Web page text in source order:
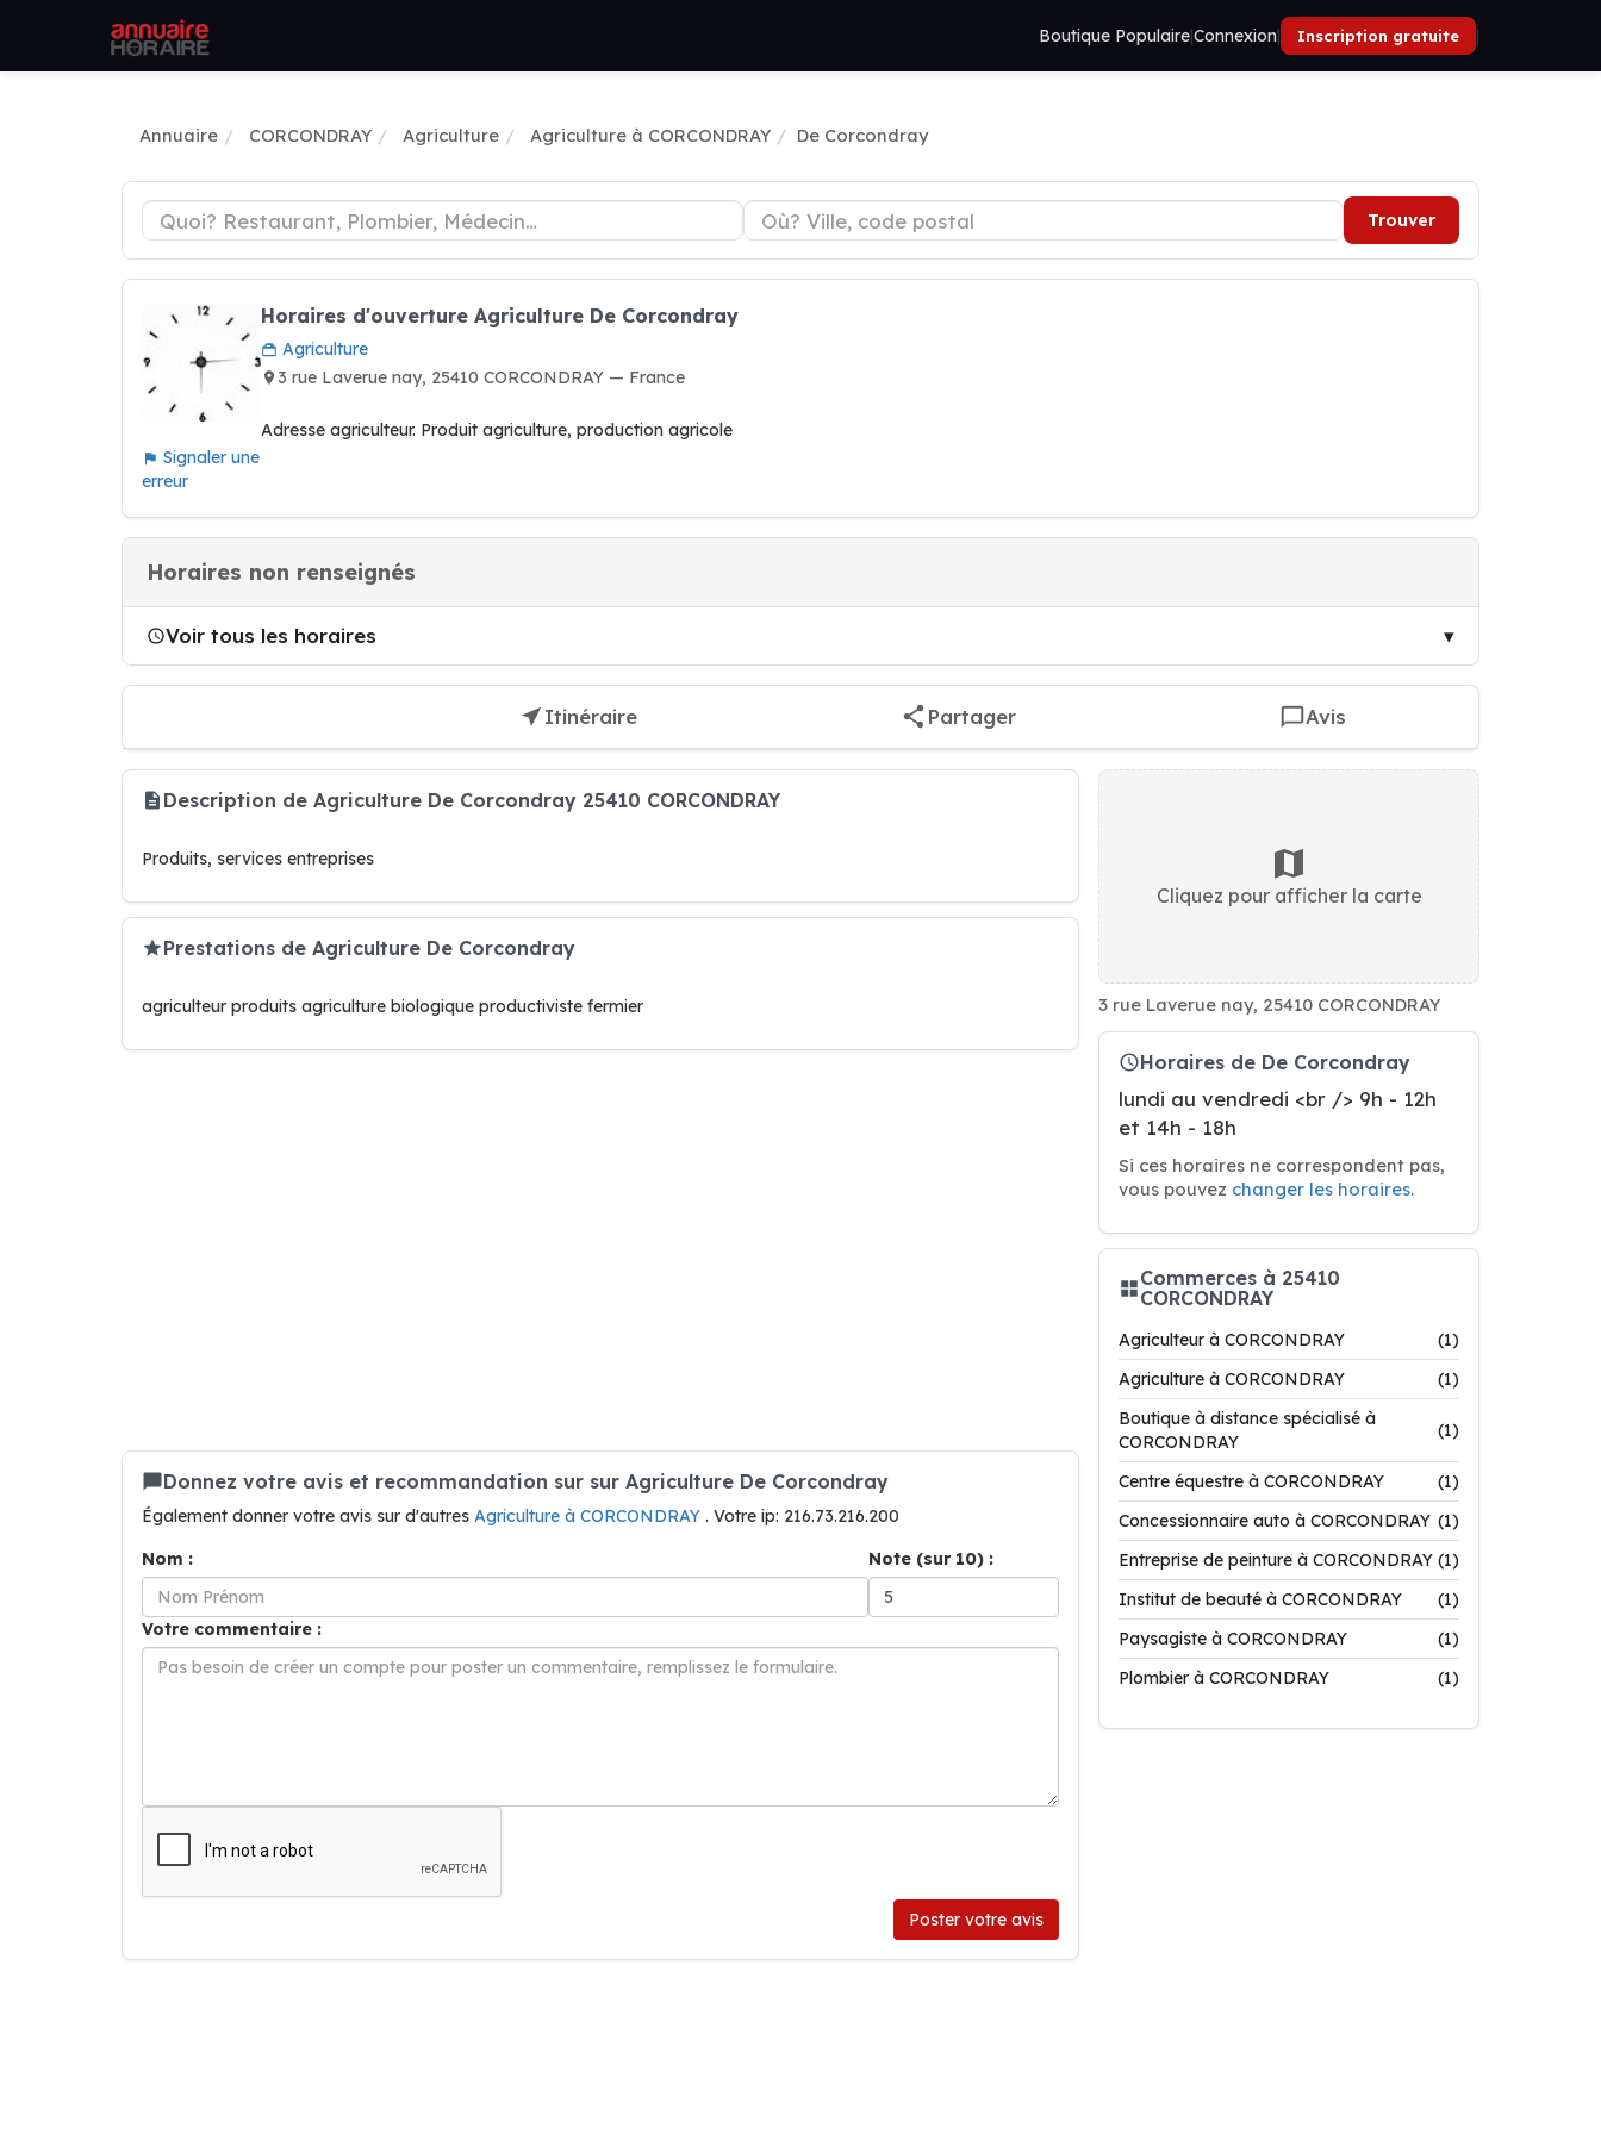
Boutique Populaire|Connexion| Inscription gratuite |
Annuaire CORCONDRAY Agriculture Agriculture à CORCONDRAY De Corcondray
Trouver
Signaler une
erreur
Horaires d'ouverture Agriculture De Corcondray
Agriculture
3 rue Laverue nay, 25410 CORCONDRAY — France
Adresse agriculteur. Produit agriculture, production agricole
Horaires non renseignés
Voir tous les horaires
Itinéraire Partager Avis
Description de Agriculture De Corcondray 25410 CORCONDRAY
Produits, services entreprises
Prestations de Agriculture De Corcondray
agriculteur produits agriculture biologique productiviste fermier
Donnez votre avis et recommandation sur sur Agriculture De Corcondray
Également donner votre avis sur d'autres Agriculture à CORCONDRAY . Votre ip: 216.73.216.200
Nom :
Note (sur 10) :
Votre commentaire :
Poster votre avis
Cliquez pour afficher la carte
3 rue Laverue nay, 25410 CORCONDRAY
Horaires de De Corcondray
lundi au vendredi <br /> 9h - 12h
et 14h - 18h
Si ces horaires ne correspondent pas,
vous pouvez changer les horaires.
Commerces à 25410
CORCONDRAY
Agriculteur à CORCONDRAY
(1)
Agriculture à CORCONDRAY
(1)
Boutique à distance spécialisé à
CORCONDRAY
(1)
Centre équestre à CORCONDRAY
(1)
Concessionnaire auto à CORCONDRAY (1)
Entreprise de peinture à CORCONDRAY (1)
Institut de beauté à CORCONDRAY
(1)
Paysagiste à CORCONDRAY
(1)
Plombier à CORCONDRAY
(1)